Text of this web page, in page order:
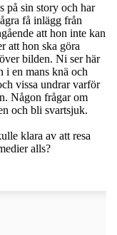
på sin story och har
få inlägg från
att hon inte kan
att hon ska göra
bilden. Ni ser här
i en mans knä och
vissa undrar varför
Någon frågar om
och bli svartsjuk.
klara av att resa
alls?